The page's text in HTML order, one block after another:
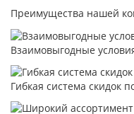
Преимущества нашей
Взаимовыгодные
Гибкая система скидок